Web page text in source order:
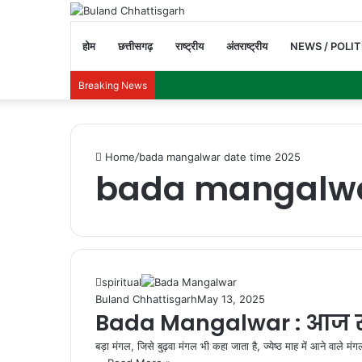
होम छत्तीसगढ़ राष्ट्रीय अंतराष्ट्रीय NEWS /
Breaking News
Home/bada mangalwar date time 2025
bada
spiritual
Buland ChhattisgarhMay 13, 2025
Bada Mangalwar :
बड़ा मंगल, जिसे बुढ़वा मंगल भी कहा जाता है, ज्येष्ठ माह में आने वाले